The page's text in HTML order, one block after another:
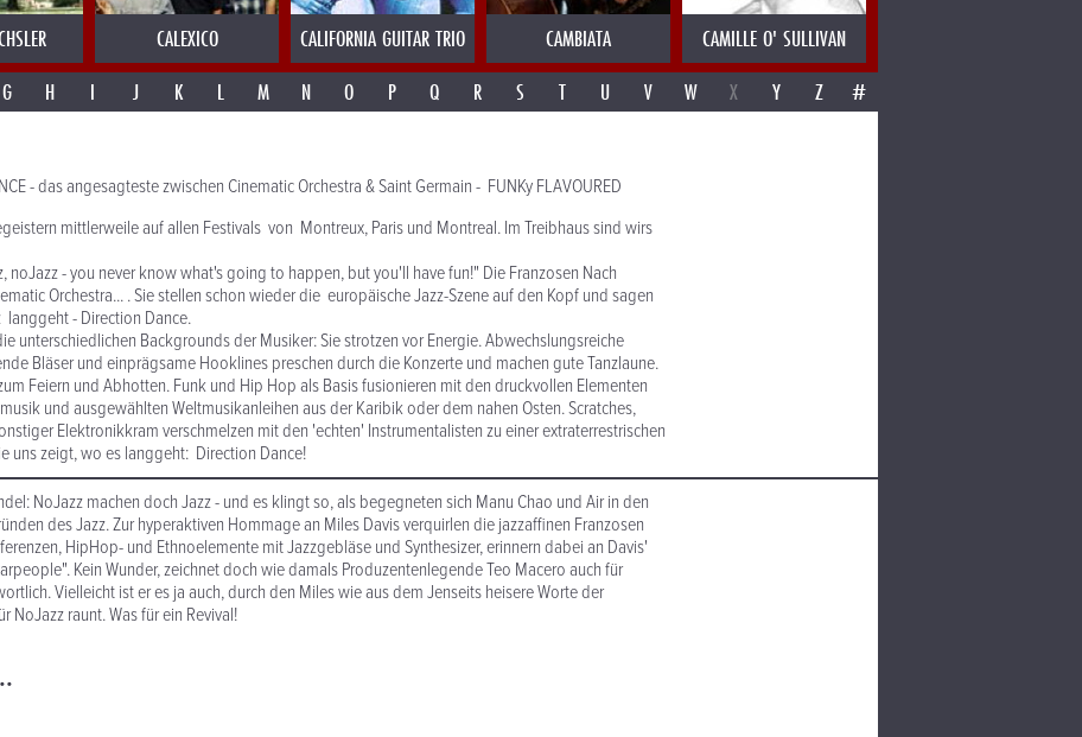
CALEXICO CALIFORNIA GUITAR TRIO CAMBIATA CAMILLE O' SULLIVAN
G H I J K L M N O P Q R S T U V W X Y Z #
- das angesagteste zwischen Cinematic Orchestra & Saint Germain - FUNKy FLAVOURED
mittlerweile auf allen Festivals von Montreux, Paris und Montreal. Im Treibhaus sind wirs
noJazz - you never know what's going to happen, but you'll have fun!" Die Franzosen Nach
Orchestra... . Sie stellen schon wieder die europäische Jazz-Szene auf den Kopf und sagen
langgeht - Direction Dance.
unterschiedlichen Backgrounds der Musiker: Sie strotzen vor Energie. Abwechslungsreiche
Bläser und einprägsame Hooklines preschen durch die Konzerte und machen gute Tanzlaune.
Feiern und Abhotten. Funk und Hip Hop als Basis fusionieren mit den druckvollen Elementen
und ausgewählten Weltmusikanleihen aus der Karibik oder dem nahen Osten. Scratches,
Elektronikkram verschmelzen mit den 'echten' Instrumentalisten zu einer extraterrestrischen
uns zeigt, wo es langgeht: Direction Dance!
NoJazz machen doch Jazz - und es klingt so, als begegneten sich Manu Chao und Air in den
des Jazz. Zur hyperaktiven Hommage an Miles Davis verquirlen die jazzaffinen Franzosen
HipHop- und Ethnoelemente mit Jazzgebläse und Synthesizer, erinnern dabei an Davis'
Kein Wunder, zeichnet doch wie damals Produzentenlegende Teo Macero auch für
Vielleicht ist er es ja auch, durch den Miles wie aus dem Jenseits heisere Worte der
NoJazz raunt. Was für ein Revival!